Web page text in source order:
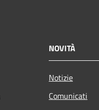
NOVITÀ
Notizie
Comunicati